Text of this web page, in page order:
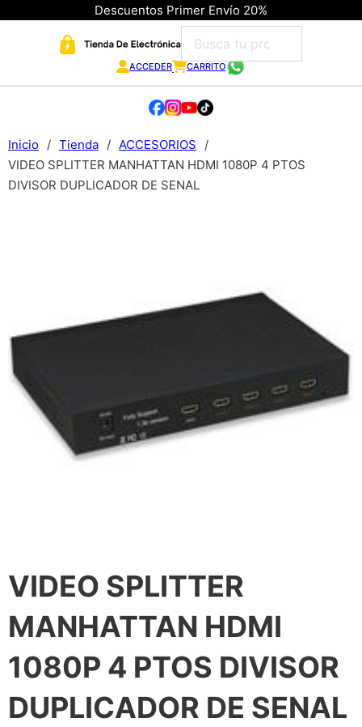
Descuentos Primer Envío 20%
ACCEDER CARRITO
Inicio / Tienda / ACCESORIOS
/
VIDEO SPLITTER MANHATTAN HDMI 1080P 4 PTOS
DIVISOR DUPLICADOR DE SENAL
VIDEO SPLITTER
MANHATTAN HDMI
1080P 4 PTOS DIVISOR
DUPLICADOR DE SENAL